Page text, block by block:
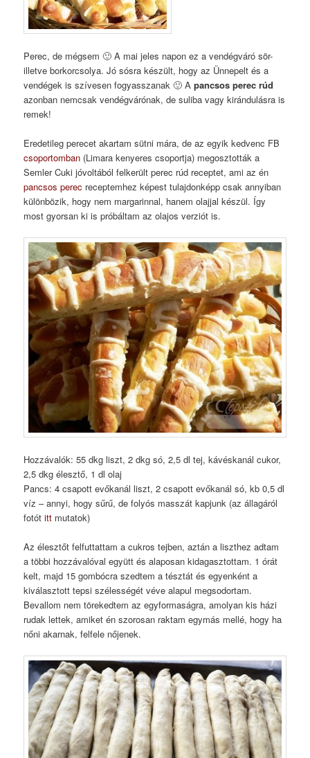
Perec, de mégsem 🙂 A mai jeles napon ez a vendégváró sör-
illetve borkorcsolya. Jó sósra készült, hogy az Ünnepelt és a
vendégek is szívesen fogyasszanak 🙂 Apancsos perec rúd
azonban nemcsak vendégvárónak, de suliba vagy kirándulásra is
remek!
Eredetileg perecet akartam sütni mára, de az egyik kedvenc FB
csoportomban (Limara kenyeres csoportja) megosztották a
Semler Cuki jóvoltából felkerült perec rúd receptet, ami az én
pancsos perec receptemhez képest tulajdonképp csak annyiban
különbözik, hogy nem margarinnal, hanem olajjal készül. Így
most gyorsan ki is próbáltam az olajos verziót is.
Hozzávalók: 55 dkg liszt, 2 dkg só, 2,5 dl tej, kávéskanál cukor,
2,5 dkg élesztő, 1 dl olaj
Pancs: 4 csapott evőkanál liszt, 2 csapott evőkanál só, kb 0,5 dl
víz – annyi, hogy sűrű, de folyós masszát kapjunk (az állagáról
fotótitt mutatok)
Az élesztőt felfuttattam a cukros tejben, aztán a liszthez adtam
a többi hozzávalóval együtt és alaposan kidagasztottam. 1 órát
kelt, majd 15 gombócra szedtem a tésztát és egyenként a
kiválasztott tepsi szélességét véve alapul megsodortam.
Bevallom nem törekedtem az egyformaságra, amolyan kis házi
rudak lettek, amiket én szorosan raktam egymás mellé, hogy ha
nőni akarnak, felfele nőjenek.